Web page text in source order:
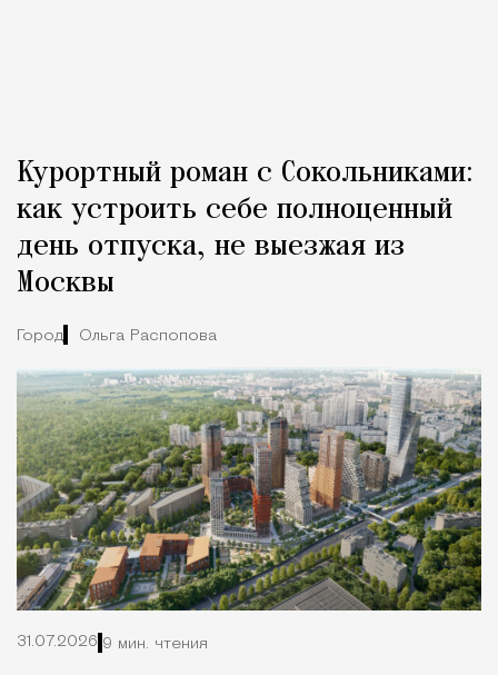
Курортный роман с Сокольниками:
как устроить себе полноценный
день отпуска, не выезжая из
Москвы
Город Ольга Распопова
31.07.2026 9 мин. чтения